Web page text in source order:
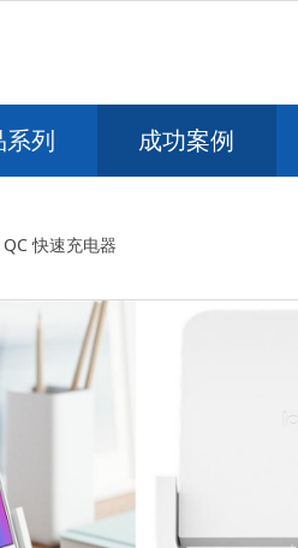
系列 成功案例
快速充电器
快速充电器